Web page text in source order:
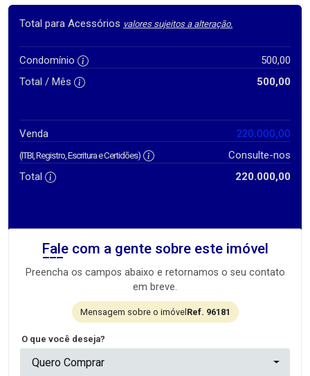
Total para Acessórios valores sujeitos a alteração.
Condomínio
500,00
Total / Mês
500,00
Venda 220.000,00
(ITBI, Registro, Escritura e Certidões)
Consulte-nos
Total
220.000,00
Fale com a gente sobre este imóvel
Preencha os campos abaixo e retornamos o seu contato
em breve.
Mensagem sobre o imóvelRef. 96181
O que você deseja?
Quero Comprar